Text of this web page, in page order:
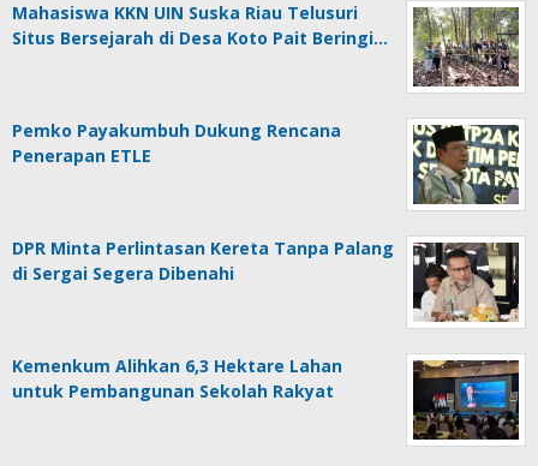
Mahasiswa KKN UIN Suska Riau Telusuri
Situs Bersejarah di Desa Koto Pait Beringi…
Pemko Payakumbuh Dukung Rencana
Penerapan ETLE
DPR Minta Perlintasan Kereta Tanpa Palang
di Sergai Segera Dibenahi
Kemenkum Alihkan 6,3 Hektare Lahan
untuk Pembangunan Sekolah Rakyat